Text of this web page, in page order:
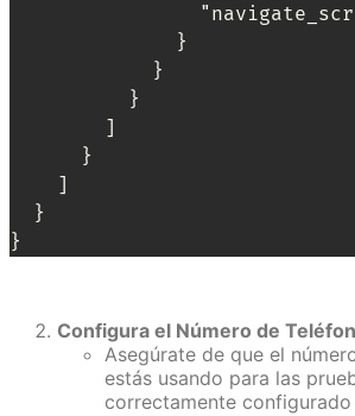
              }
            }
          }
        ]
      }
    ]
  }
}
Configura el Número de
Asegúrate de que el
estás usando para las
correctamente